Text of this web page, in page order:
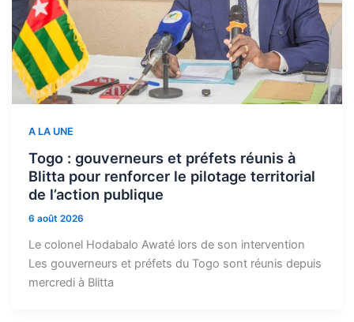
A LA UNE
Togo : gouverneurs et préfets réunis à
Blitta pour renforcer le pilotage territorial
de l’action publique
6 août 2026
Le colonel Hodabalo Awaté lors de son intervention
Les gouverneurs et préfets du Togo sont réunis depuis
mercredi à Blitta